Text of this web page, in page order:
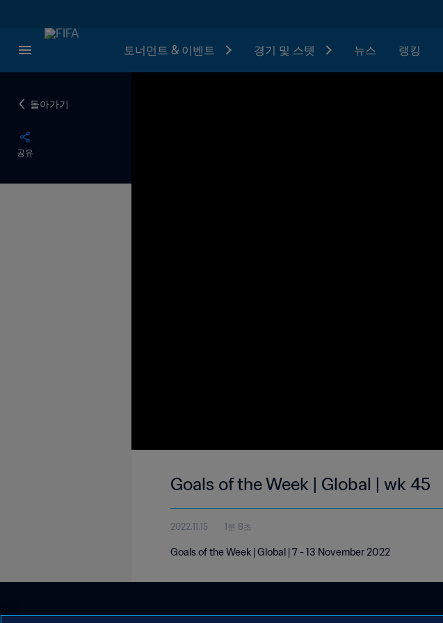
토너먼트 & 이벤트 경기 및 스텟 뉴스 랭킹
돌아가기
공유
Goals of the Week | Global | wk 45
2022.11.15 1분 8초
Goals of the Week | Global | 7 - 13 November 2022